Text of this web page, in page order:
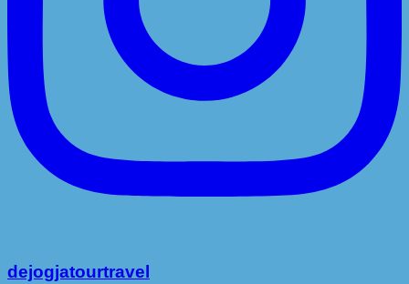
dejogjatourtravel